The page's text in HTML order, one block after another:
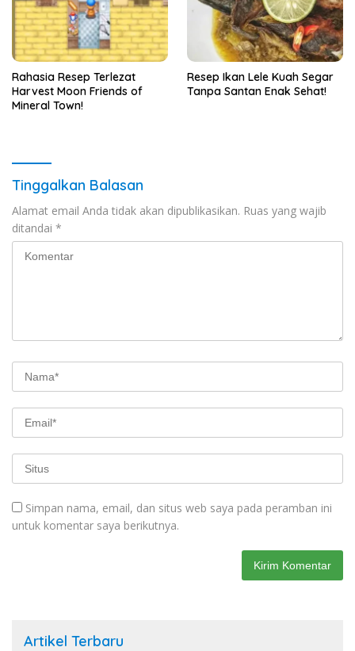
Rahasia Resep Terlezat
Harvest Moon Friends of
Mineral Town!
Resep Ikan Lele Kuah Segar
Tanpa Santan Enak Sehat!
Tinggalkan Balasan
Alamat email Anda tidak akan dipublikasikan. Ruas yang wajib
ditandai *
Simpan nama, email, dan situs web saya pada peramban ini
untuk komentar saya berikutnya.
Artikel Terbaru